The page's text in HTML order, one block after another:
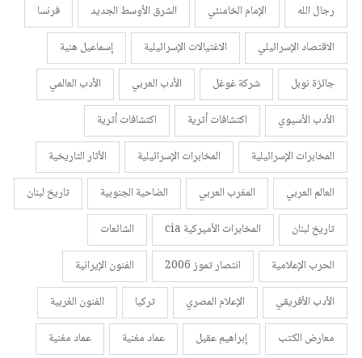
رجال الله
الإمام الخامنئي الشرق الأوسط الجديد
فرنسا
الاقتصاد الإسرائيلي
الاغتيالات الإسرائيلية
إسماعيل هنية
جائزة نوبل
شركة غوغل الأدب العربي
الأدب العالمي
الأدب الأسيوي
اكتشافات أثرية
اكتشافات أثرية
المخابرات الإسرائيلية
المخابرات الإسرائيلية
الأثار التاريخية
العالم العربي
المغرب العربي الضاحية الجنوبية
تاريخ لبنان
تاريخ لبنان
المخابرات الأميركية cia
الشائعات
الحرب الإعلامية
انتصار تموز 2006
الفنون الإيرانية
الأدب الأفريقي
الإعلام المصري تركيا
الفنون الغربية
معارض الكتب
إبراهيم عقيل عماد مغنية
عماد مغنية